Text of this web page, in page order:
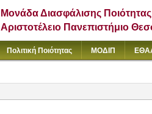
Μονάδα Διασφάλισης Ποιότητας
Αριστοτέλειο Πανεπιστήμιο
Πολιτική Ποιότητας ΜΟΔΙΠ